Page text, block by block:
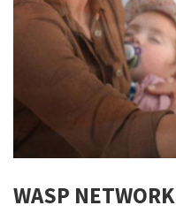
WASP NETWORK